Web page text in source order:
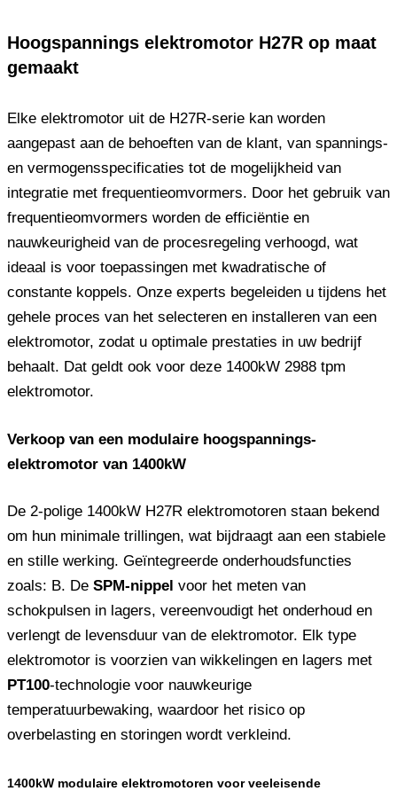
Hoogspannings elektromotor H27R op maat
gemaakt
Elke elektromotor uit de H27R-serie kan worden
aangepast aan de behoeften van de klant, van spannings-
en vermogensspecificaties tot de mogelijkheid van
integratie met frequentieomvormers. Door het gebruik van
frequentieomvormers worden de efficiëntie en
nauwkeurigheid van de procesregeling verhoogd, wat
ideaal is voor toepassingen met kwadratische of
constante koppels. Onze experts begeleiden u tijdens het
gehele proces van het selecteren en installeren van een
elektromotor, zodat u optimale prestaties in uw bedrijf
behaalt. Dat geldt ook voor deze 1400kW 2988 tpm
elektromotor.
Verkoop van een modulaire hoogspannings-
elektromotor van 1400kW
De 2-polige 1400kW H27R elektromotoren staan ​​bekend
om hun minimale trillingen, wat bijdraagt ​​aan een stabiele
en stille werking. Geïntegreerde onderhoudsfuncties
zoals: B. De SPM-nippel voor het meten van
schokpulsen in lagers, vereenvoudigt het onderhoud en
verlengt de levensduur van de elektromotor. Elk type
elektromotor is voorzien van wikkelingen en lagers met
PT100-technologie voor nauwkeurige
temperatuurbewaking, waardoor het risico op
overbelasting en storingen wordt verkleind.
1400kW modulaire elektromotoren voor veeleisende